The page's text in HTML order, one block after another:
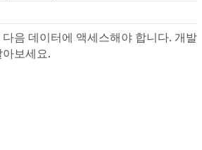
음 데이터에 액세스해야 합니다. 개발
보세요.